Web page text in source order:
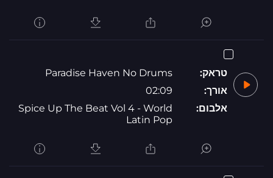
טראק:
Paradise Haven No Drums
אורך:
02:09
אלבום:
Spice Up The Beat Vol 4 - World
Latin Pop